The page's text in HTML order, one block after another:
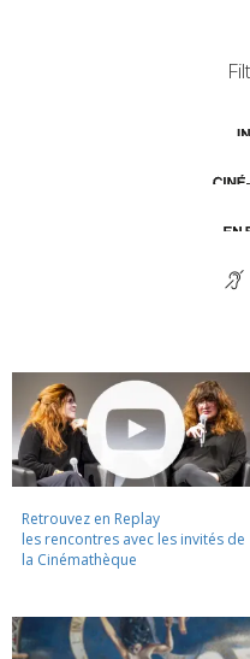
Retrouvez en Replay
les rencontres avec les invités de
la Cinémathèque